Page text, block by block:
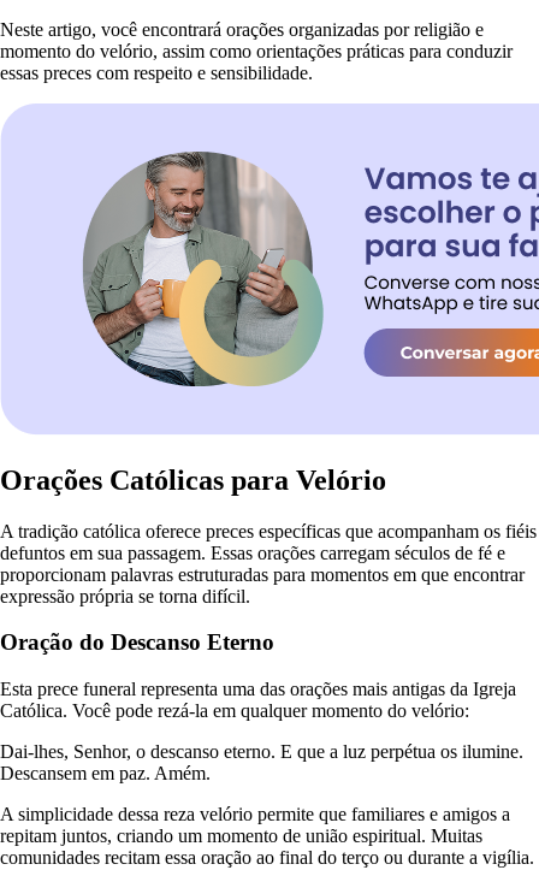
Neste artigo, você encontrará orações organizadas por religião e
momento do velório, assim como orientações práticas para conduzir
essas preces com respeito e sensibilidade.
Orações Católicas para Velório
A tradição católica oferece preces específicas que acompanham os fiéis
defuntos em sua passagem. Essas orações carregam séculos de fé e
proporcionam palavras estruturadas para momentos em que encontrar
expressão própria se torna difícil.
Oração do Descanso Eterno
Esta prece funeral representa uma das orações mais antigas da Igreja
Católica. Você pode rezá-la em qualquer momento do velório:
Dai-lhes, Senhor, o descanso eterno. E que a luz perpétua os ilumine.
Descansem em paz. Amém.
A simplicidade dessa reza velório permite que familiares e amigos a
repitam juntos, criando um momento de união espiritual. Muitas
comunidades recitam essa oração ao final do terço ou durante a vigília.